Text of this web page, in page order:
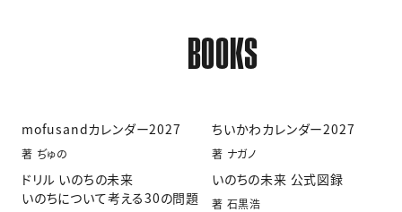
BOOKS
mofusandカレンダー2027
著 ぢゅの
ちいかわカレンダー2027
著 ナガノ
ドリル いのちの未来
いのちについて考える30の問題
いのちの未来 公式図録
著 石黒浩